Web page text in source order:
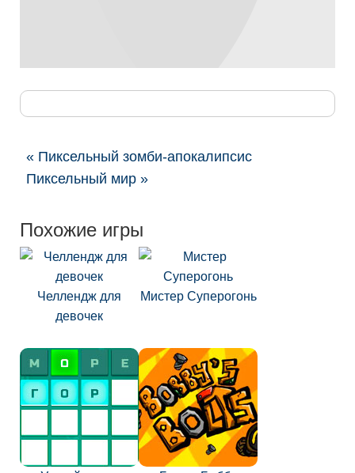
« Пиксельный зомби-апокалипсис
Пиксельный мир »
Похожие игры
Челлендж для
девочек
Мистер Суперогонь